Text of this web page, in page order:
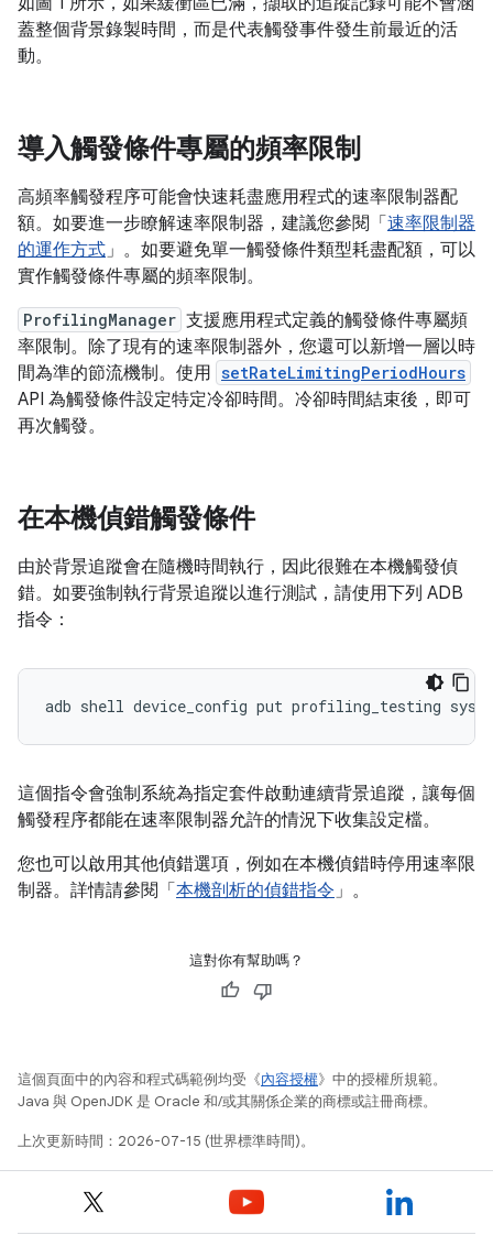
蓋整個背景錄製時間，而是代表觸發事件發生前最近的活
動。
導入觸發條件專屬的頻率限制
高頻率觸發程序可能會快速耗盡應用程式的速率限制器配
額。如要進一步瞭解速率限制器，建議您參閱「 速率限制器
的運作方式」。如要避免單一觸發條件類型耗盡配額，可以
實作觸發條件專屬的頻率限制。
ProfilingManager 支援應用程式定義的觸發條件專屬頻
率限制。除了現有的速率限制器外，您還可以新增一層以時
間為準的節流機制。使用 setRateLimitingPeriodHours
API 為觸發條件設定特定冷卻時間。冷卻時間結束後，即可
再次觸發。
在本機偵錯觸發條件
由於背景追蹤會在隨機時間執行，因此很難在本機觸發偵
錯。如要強制執行背景追蹤以進行測試，請使用下列 ADB
指令：
adb shell device_config put profiling_testing
這個指令會強制系統為指定套件啟動連續背景追蹤，讓每個
觸發程序都能在速率限制器允許的情況下收集設定檔。
您也可以啟用其他偵錯選項，例如在本機偵錯時停用速率限
制器。詳情請參閱「 本機剖析的偵錯指令」。
這對你有幫助嗎？
這個頁面中的內容和程式碼範例均受《內容授權》中的授權所規範。
Java 與 OpenJDK 是 Oracle 和/或其關係企業的商標或註冊商標。
上次更新時間：2026-07-15 (世界標準時間)。